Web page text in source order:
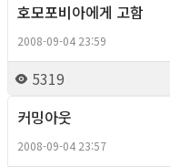
호모포비아에게 고함
2008-09-04 23:59
5319
커밍아웃
2008-09-04 23:57